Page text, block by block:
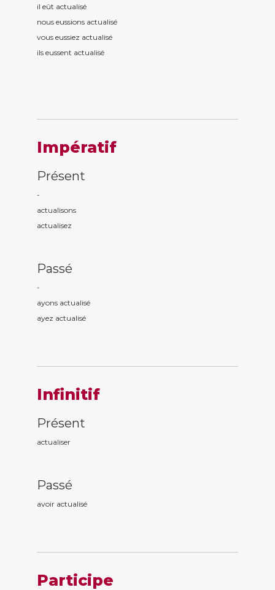
il eût actualisé
nous eussions actualisé
vous eussiez actualisé
ils eussent actualisé
Impératif
Présent
-
actualisons
actualisez
Passé
-
ayons actualisé
ayez actualisé
Infinitif
Présent
actualiser
Passé
avoir actualisé
Participe